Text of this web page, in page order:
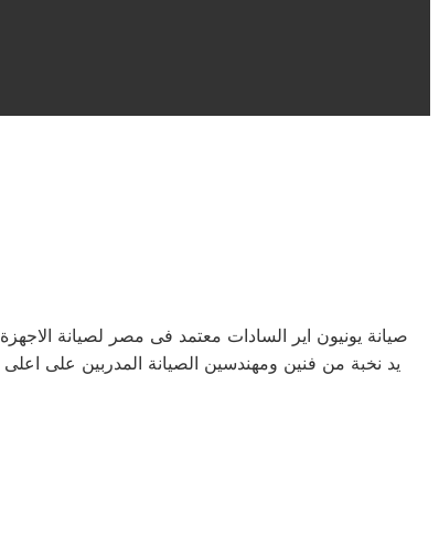
صيانة يونيون اير السادات معتمد فى مصر لصيانة
يد نخبة من فنين ومهندسين الصيانة المدربين على